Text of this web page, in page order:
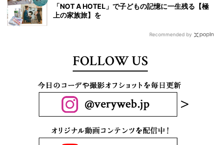
「NOT A HOTEL」で子どもの記憶に一生残る【極
上の家族旅】を
Recommended by
FOLLOW US